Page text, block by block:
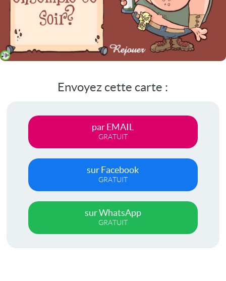
Envoyez cette carte :
par EMAIL
GRATUIT
sur Facebook
GRATUIT
sur WhatsApp
GRATUIT